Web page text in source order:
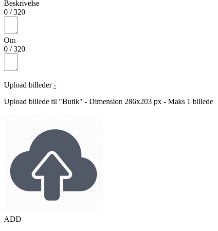
Beskrivelse
0 /320
Om
0 /320
Upload billeder -
Upload billede til "Butik" - Dimension 286x203 px - Maks 1 billede
ADD